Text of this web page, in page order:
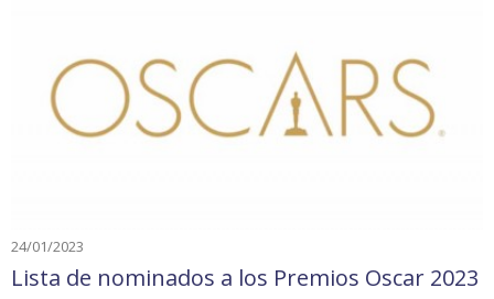
24/01/2023
Lista de nominados a los Premios Oscar 2023